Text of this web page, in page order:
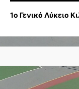
1ο Γενικό Λύκειο